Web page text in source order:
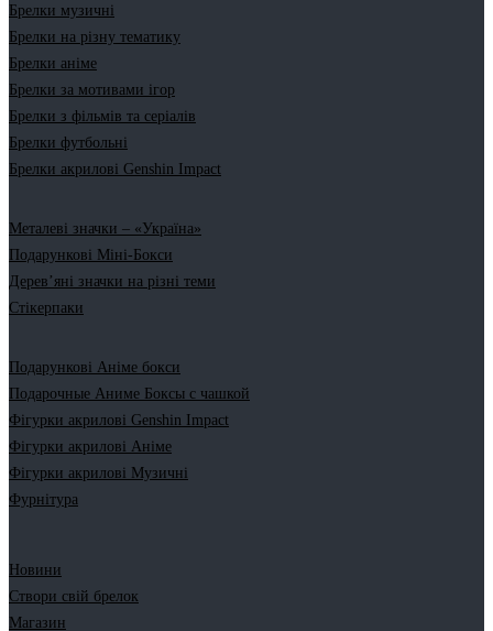
Брелки музичні
Брелки на різну тематику
Брелки аніме
Брелки за мотивами ігор
Брелки з фільмів та серіалів
Брелки футбольні
Брелки акрилові Genshin Impact
Металеві значки – «Україна»
Подарункові Міні-Бокси
Дерев’яні значки на різні теми
Стікерпаки
Подарункові Аніме бокси
Подарочные Аниме Боксы с чашкой
Фігурки акрилові Genshin Impact
Фігурки акрилові Аніме
Фігурки акрилові Музичні
Фурнітура
Новини
Створи свій брелок
Магазин